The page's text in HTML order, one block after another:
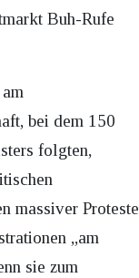
Buh-Rufe
bei dem 150
folgten,
massiver Proteste
„am
sie zum